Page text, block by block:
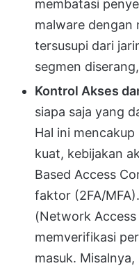
membatasi
malware dengan
tersusupi dari
segmen
Kontrol Akses
siapa saja yang
Hal ini
kuat, kebijakan
Based Access
faktor (2FA/
(Network
memverifikasi
masuk.